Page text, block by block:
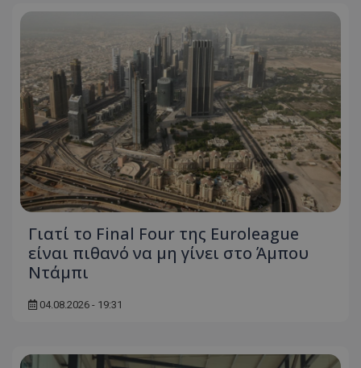
Γιατί το Final Four της Euroleague
είναι πιθανό να μη γίνει στο Άμπου
Ντάμπι
04.08.2026 - 19:31